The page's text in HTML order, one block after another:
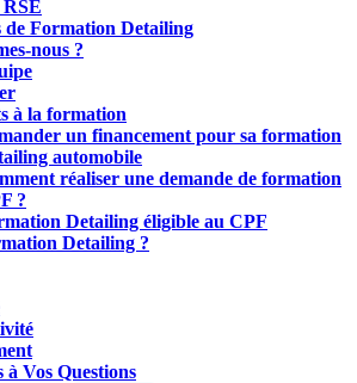
de Formation Detailing
nous ?
à la formation
un financement pour sa formation
automobile
réaliser une demande de formation
?
Detailing éligible au CPF
Detailing ?
à Vos Questions